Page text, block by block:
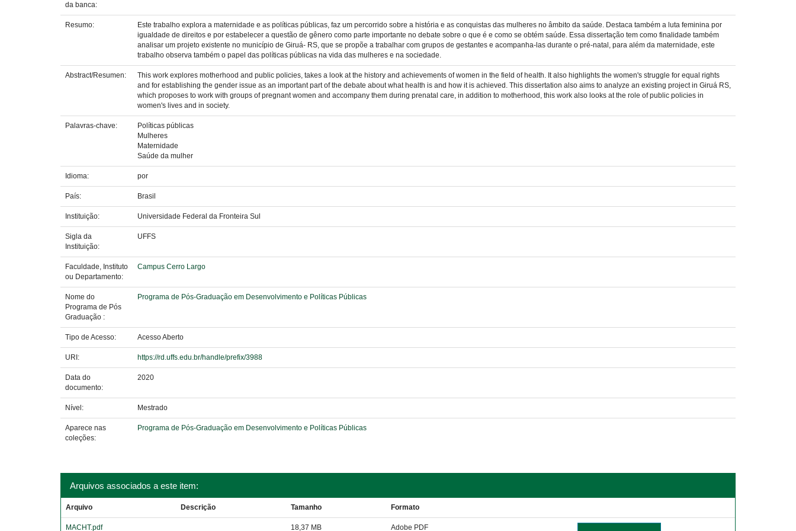
da banca:
Resumo:
Este trabalho explora a maternidade e as políticas públicas, faz um percorrido sobre a história e as conquistas das mulheres no âmbito da saúde. Destaca também a luta feminina por
igualdade de direitos e por estabelecer a questão de gênero como parte importante no debate sobre o que é e como se obtém saúde. Essa dissertação tem como finalidade também
analisar um projeto existente no município de Giruá- RS, que se propõe a trabalhar com grupos de gestantes e acompanha-las durante o pré-natal, para além da maternidade, este
trabalho observa também o papel das políticas públicas na vida das mulheres e na sociedade.
Abstract/Resumen:
This work explores motherhood and public policies, takes a look at the history and achievements of women in the field of health. It also highlights the women's struggle for equal rights
and for establishing the gender issue as an important part of the debate about what health is and how it is achieved. This dissertation also aims to analyze an existing project in Giruá RS,
which proposes to work with groups of pregnant women and accompany them during prenatal care, in addition to motherhood, this work also looks at the role of public policies in
women's lives and in society.
Palavras-chave:
Políticas públicas
Mulheres
Maternidade
Saúde da mulher
Idioma: por
País: Brasil
Instituição: Universidade Federal da Fronteira Sul
Sigla da
Instituição:
UFFS
Faculdade, Instituto
ou Departamento:
Campus Cerro Largo
Nome do
Programa de Pós
Graduação :
Programa de Pós-Graduação em Desenvolvimento e Políticas Públicas
Tipo de Acesso: Acesso Aberto
URI: https://rd.uffs.edu.br/handle/prefix/3988
Data do
documento:
2020
Nível: Mestrado
Aparece nas
coleções:
Programa de Pós-Graduação em Desenvolvimento e Políticas Públicas
Arquivos associados a este item:
Arquivo Descrição Tamanho Formato
MACHT.pdf 18,37 MB Adobe PDF